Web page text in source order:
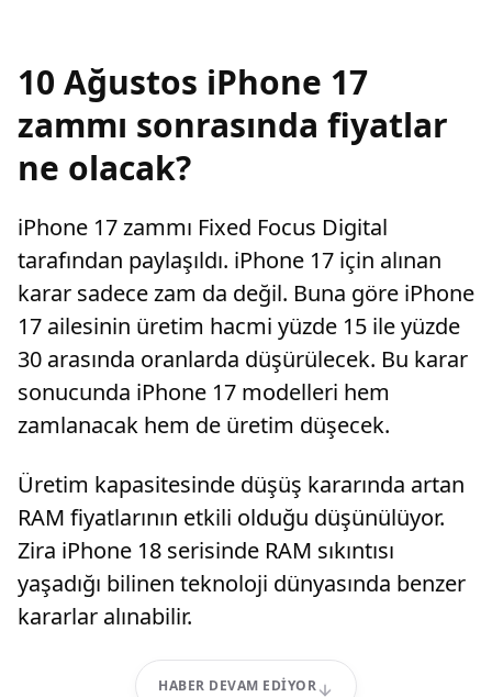
10 Ağustos iPhone 17
zammı sonrasında fiyatlar
ne olacak?
iPhone 17 zammı Fixed Focus Digital
tarafından paylaşıldı. iPhone 17 için alınan
karar sadece zam da değil. Buna göre iPhone
17 ailesinin üretim hacmi yüzde 15 ile yüzde
30 arasında oranlarda düşürülecek. Bu karar
sonucunda iPhone 17 modelleri hem
zamlanacak hem de üretim düşecek.
Üretim kapasitesinde düşüş kararında artan
RAM fiyatlarının etkili olduğu düşünülüyor.
Zira iPhone 18 serisinde RAM sıkıntısı
yaşadığı bilinen teknoloji dünyasında benzer
kararlar alınabilir.
HABER DEVAM EDIYOR